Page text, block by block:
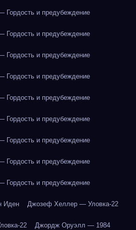
Гордость и предубеждение
Гордость и предубеждение
Гордость и предубеждение
Гордость и предубеждение
Гордость и предубеждение
Гордость и предубеждение
Гордость и предубеждение
Гордость и предубеждение
Гордость и предубеждение
Иден Джозеф Хеллер — Уловка-22
22 Джордж Оруэлл — 1984